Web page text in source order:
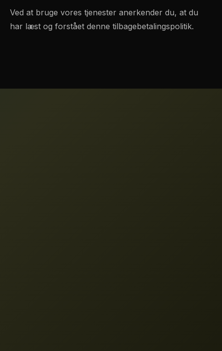
Ved at bruge vores tjenester anerkender du, at du
har læst og forstået denne tilbagebetalingspolitik.